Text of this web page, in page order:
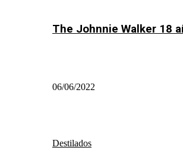
The Johnnie Walker 18
06/06/2022
Destilados